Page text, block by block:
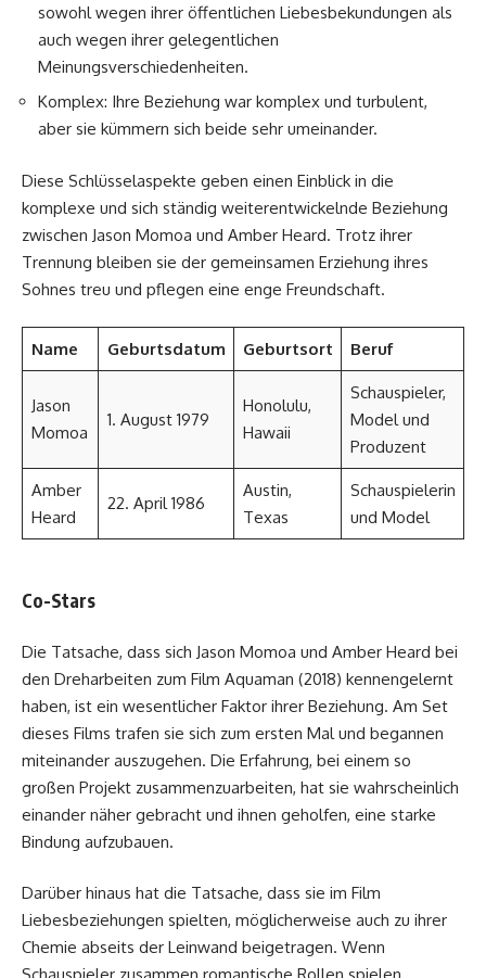
sowohl wegen ihrer öffentlichen Liebesbekundungen als
auch wegen ihrer gelegentlichen
Meinungsverschiedenheiten.
Komplex: Ihre Beziehung war komplex und turbulent,
aber sie kümmern sich beide sehr umeinander.
Diese Schlüsselaspekte geben einen Einblick in die
komplexe und sich ständig weiterentwickelnde Beziehung
zwischen Jason Momoa und Amber Heard. Trotz ihrer
Trennung bleiben sie der gemeinsamen Erziehung ihres
Sohnes treu und pflegen eine enge Freundschaft.
Name Geburtsdatum Geburtsort Beruf
Jason
Momoa
1. August 1979
Honolulu,
Hawaii
Schauspieler,
Model und
Produzent
Amber
Heard
22. April 1986
Austin,
Texas
Schauspielerin
und Model
Co-Stars
Die Tatsache, dass sich Jason Momoa und Amber Heard bei
den Dreharbeiten zum Film Aquaman (2018) kennengelernt
haben, ist ein wesentlicher Faktor ihrer Beziehung. Am Set
dieses Films trafen sie sich zum ersten Mal und begannen
miteinander auszugehen. Die Erfahrung, bei einem so
großen Projekt zusammenzuarbeiten, hat sie wahrscheinlich
einander näher gebracht und ihnen geholfen, eine starke
Bindung aufzubauen.
Darüber hinaus hat die Tatsache, dass sie im Film
Liebesbeziehungen spielten, möglicherweise auch zu ihrer
Chemie abseits der Leinwand beigetragen. Wenn